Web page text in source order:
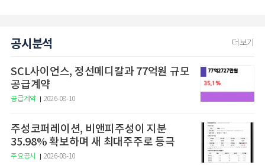
공시분석 더보기
SCL사이언스, 정선메디칼과 77억원 규모
공급계약
공급계약 2026-08-10
주성코퍼레이션, 비앤피주성이 지분
35.98% 확보하며 새 최대주주로 등극
주요공시 2026-08-10